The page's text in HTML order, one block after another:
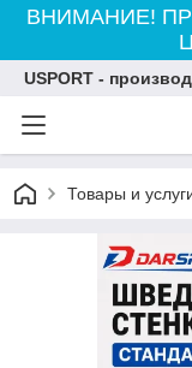
ВНИМАНИЕ!
USPORT -
Товары и